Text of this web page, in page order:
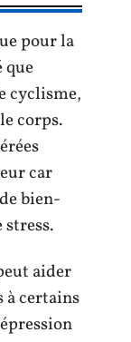
pour la
que
cyclisme,
corps.
car
bien-
aider
à certains